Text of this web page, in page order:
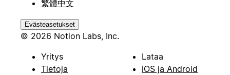
繁體中文
Evästeasetukset
© 2026 Notion Labs, Inc.
Yritys
Tietoja
Lataa
iOS ja Android